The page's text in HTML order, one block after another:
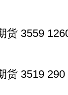
3559 1260
3519 290